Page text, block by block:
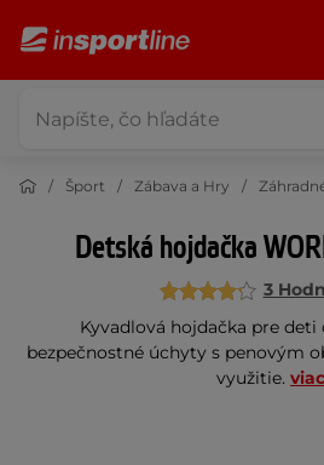
Šport Zábava a Hry
Detská hojdačka
3
Kyvadlová hojdačka pre deti
bezpečnostné úchyty s penovým
využitie. viac